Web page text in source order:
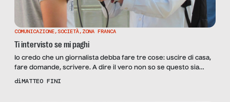
COMUNICAZIONE, SOCIETÀ, ZONA FRANCA
Ti intervisto se mi paghi
Io credo che un giornalista debba fare tre cose: uscire di casa,
fare domande, scrivere. A dire il vero non so se questo sia
scritto sui manuali del buon giornalista o lo insegnino al
diMATTEO FINI